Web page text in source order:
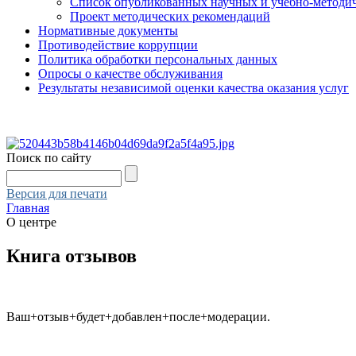
Проект методических рекомендаций
Нормативные документы
Противодействие коррупции
Политика обработки персональных данных
Опросы о качестве обслуживания
Результаты независимой оценки качества оказания услуг
Поиск по сайту
Версия для печати
Главная
О центре
Книга отзывов
Ваш+отзыв+будет+добавлен+после+модерации.